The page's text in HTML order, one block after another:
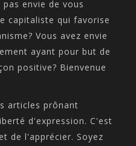
envie de vous
capitaliste qui favorise
Vous avez envie
ayant pour but de
positive? Bienvenue
articles prônant
d'expression. C'est
de l'apprécier. Soyez